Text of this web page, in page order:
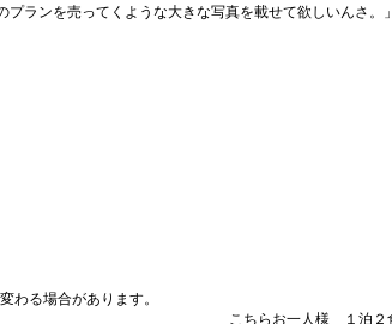
ランを売ってくような大きな写真を載せて欲しいんさ。」
わる場合があります。
こちらお一人様 １泊２